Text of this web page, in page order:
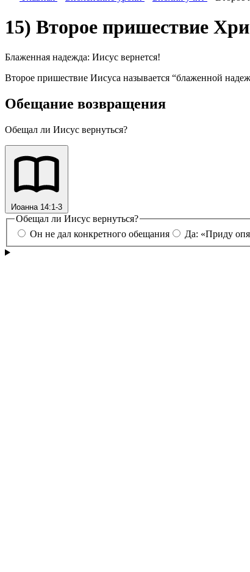
15) Второе пришествие
Блаженная надежда: Иисус вернется!
Второе пришествие Иисуса называется “блаженной
Обещание возвращения
Обещал ли Иисус вернуться?
Иоанна 14:1-3
Обещал ли Иисус вернуться?
Он не дал конкретного обещания
Да: «Приду